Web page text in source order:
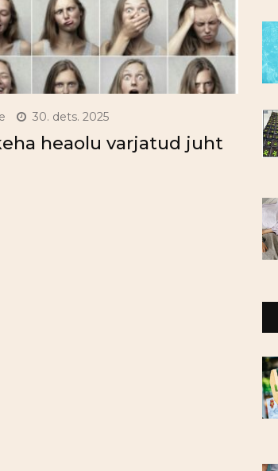
30. dets. 2025
heaolu varjatud juht